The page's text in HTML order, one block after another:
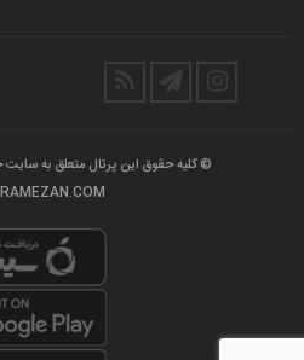
© کلیه حقوق این پرتال متعلق به